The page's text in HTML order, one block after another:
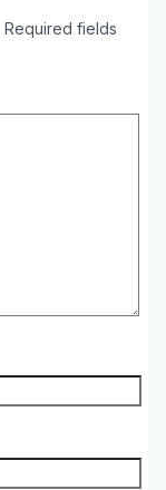
Required fields